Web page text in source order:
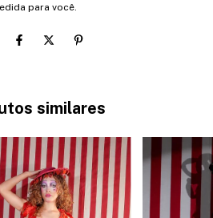
para você.
similares